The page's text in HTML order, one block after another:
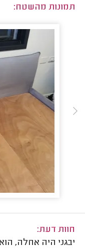
תמונות מהשטח:
חוות דעת:
יבגני היה אחלה,